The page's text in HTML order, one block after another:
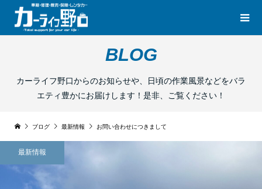
BLOG
カーライフ野口からのお知らせや、日頃の作業風景などをバラ
エティ豊かにお届けします！是非、ご覧ください！
ブログ 最新情報 お問い合わせにつきまして
最新情報